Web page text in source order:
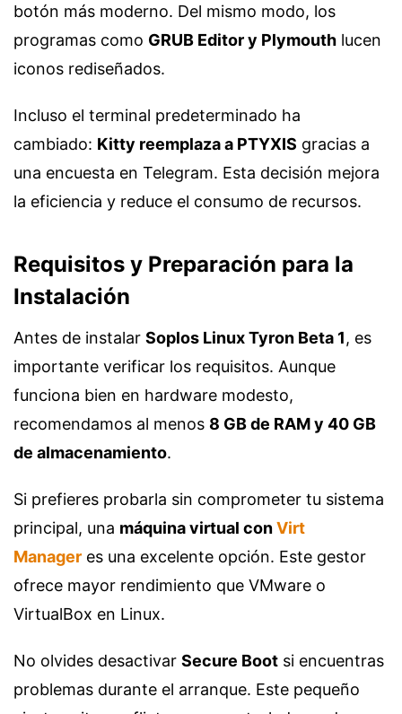
botón más moderno. Del mismo modo, los
programas como GRUB Editor y Plymouth lucen
iconos rediseñados.
Incluso el terminal predeterminado ha
cambiado: Kitty reemplaza a PTYXIS gracias a
una encuesta en Telegram. Esta decisión mejora
la eficiencia y reduce el consumo de recursos.
Requisitos y Preparación para la
Instalación
Antes de instalar Soplos Linux Tyron Beta 1, es
importante verificar los requisitos. Aunque
funciona bien en hardware modesto,
recomendamos al menos 8 GB de RAM y 40 GB
de almacenamiento.
Si prefieres probarla sin comprometer tu sistema
principal, una máquina virtual conVirt
Manager es una excelente opción. Este gestor
ofrece mayor rendimiento que VMware o
VirtualBox en Linux.
No olvides desactivar Secure Boot si encuentras
problemas durante el arranque. Este pequeño